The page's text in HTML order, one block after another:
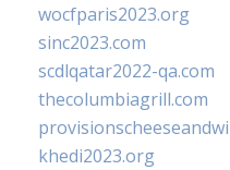
wocfparis2023.org
sinc2023.com
scdlqatar2022-qa.com
thecolumbiagrill.com
khedi2023.org